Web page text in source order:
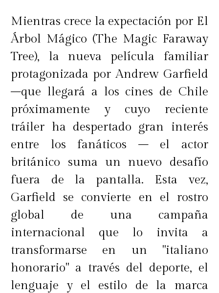
Mientras crece la expectación por El
Árbol Mágico (The Magic Faraway
Tree), la nueva película familiar
protagonizada por Andrew Garfield
–que llegará a los cines de Chile
próximamente y cuyo reciente
tráiler ha despertado gran interés
entre los fanáticos – el actor
británico suma un nuevo desafío
fuera de la pantalla. Esta vez,
Garfield se convierte en el rostro
global de una campaña
internacional que lo invita a
transformarse en un "italiano
honorario" a través del deporte, el
lenguaje y el estilo de la marca